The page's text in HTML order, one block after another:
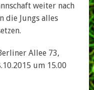
weiter nach
die Jungs alles
Allee 73,
um 15.00